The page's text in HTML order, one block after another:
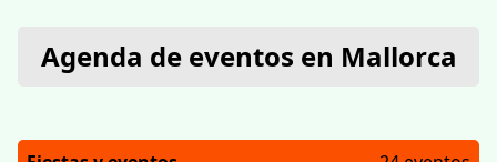
Agenda de eventos en Mallorca